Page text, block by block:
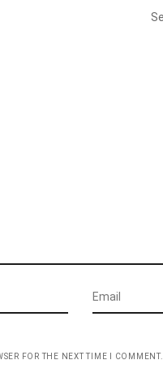
FOR THE NEXT TIME I COMMENT.